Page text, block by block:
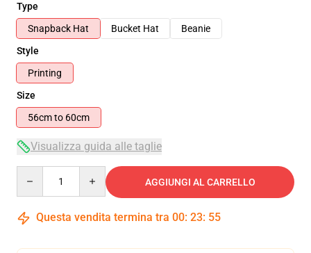
Type
Snapback Hat
Bucket Hat
Beanie
Style
Printing
Size
56cm to 60cm
Visualizza guida alle taglie
AGGIUNGI AL CARRELLO
Questa vendita termina tra 00: 23: 55